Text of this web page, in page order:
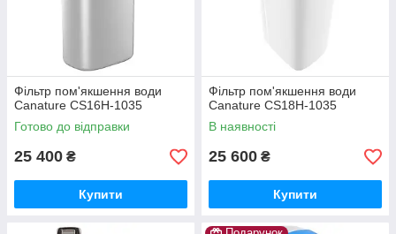
Фільтр пом'якшення води
Canature CS16H-1035
Готово до відправки
25 400 ₴
Купити
Фільтр пом'якшення води
Canature CS18H-1035
В наявності
25 600 ₴
Купити